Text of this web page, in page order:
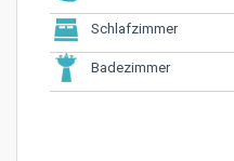
Schlafzimmer
Badezimmer